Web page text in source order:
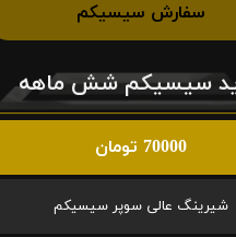
سفارش سیسیکم
سیسیکم شش ماهه
70000 تومان
شیرینگ عالی سوپر سیسیکم